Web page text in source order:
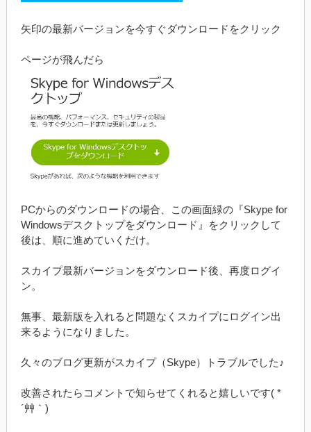
矢印の最新バージョンを今すぐダウンロードをクリック
ページが飛んだら
PCからのダウンロードの場合、この画面緑の『Skype for
Windowsデスクトップをダウンロード』をクリックして
後は、順に進めていくだけ。
スカイプ最新バージョンをダウンロード後、再度ログイ
ン。
無事、最新版を入れると問題なくスカイプにログイン出
来るようになりました。
久々のブログ更新がスカイプ（Skype）トラブルでした♪
改善されたらコメントで知らせてくれると嬉しいです( *
´艸｀)